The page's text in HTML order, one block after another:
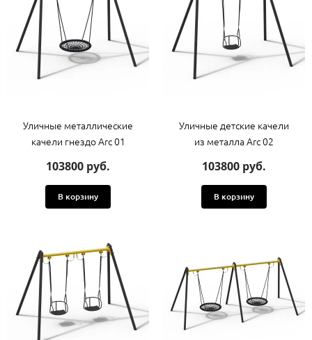
Уличные металлические
качели гнездо Arc 01
103800 руб.
В корзину
Уличные детские качели
из металла Arc 02
103800 руб.
В корзину